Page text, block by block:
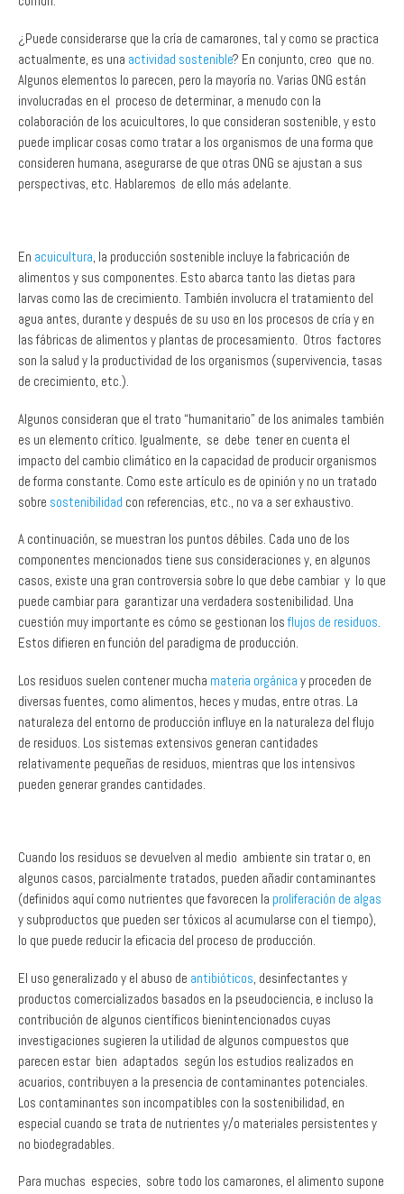
Algunos elementos lo parecen, pero la mayoría no. Varias ONG están
involucradas en el proceso de determinar, a menudo con la
colaboración de los acuicultores, lo que consideran sostenible, y esto
puede implicar cosas como tratar a los organismos de una forma que
consideren humana, asegurarse de que otras ONG se ajustan a sus
perspectivas, etc. Hablaremos de ello más adelante.
larvas como las de crecimiento. También involucra el tratamiento del
agua antes, durante y después de su uso en los procesos de cría y en
las fábricas de alimentos y plantas de procesamiento. Otros factores
son la salud y la productividad de los organismos (supervivencia, tasas
de crecimiento, etc.).
Algunos consideran que el trato “humanitario” de los animales también
impacto del cambio climático en la capacidad de producir organismos
de forma constante. Como este artículo es de opinión y no un tratado
sobresostenibilidadcon referencias, etc., no va a ser exhaustivo.
A continuación, se muestran los puntos débiles. Cada uno de los
casos, existe una gran controversia sobre lo que debe cambiar y lo que
puede cambiar para garantizar una verdadera sostenibilidad. Una
cuestión muy importante es cómo se gestionan losflujos de residuos.
Estos difieren en función del paradigma de producción.
Los residuos suelen contener muchamateria orgánica
naturaleza del entorno de producción influye en la naturaleza del flujo
de residuos. Los sistemas extensivos generan cantidades
relativamente pequeñas de residuos, mientras que los intensivos
pueden generar grandes cantidades.
(definidos aquí como nutrientes que favorecen laproliferación de algas
y subproductos que pueden ser tóxicos al acumularse con el tiempo),
lo que puede reducir la eficacia del proceso de producción.
El uso generalizado y el abuso deantibióticos , desinfectantes y
contribución de algunos científicos bienintencionados cuyas
investigaciones sugieren la utilidad de algunos compuestos que
parecen estar bien adaptados según los estudios realizados en
acuarios, contribuyen a la presencia de contaminantes potenciales.
Los contaminantes son incompatibles con la sostenibilidad, en
especial cuando se trata de nutrientes y/o materiales persistentes y
no biodegradables.
Para muchas especies, sobre todo los camarones, el alimento supone
fuentes de proteínas de origen animal en los alimentos (en la